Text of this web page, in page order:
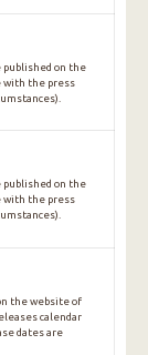
published on the
with the press
published on the
with the press
the website of
calendar
dates are